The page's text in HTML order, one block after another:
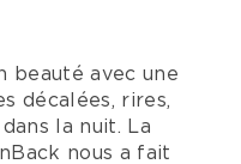
beauté avec une
décalées, rires,
la nuit. La
nous a fait